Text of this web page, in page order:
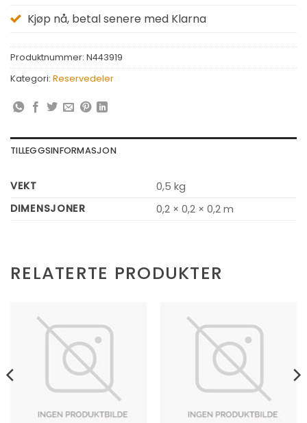
Kjøp nå, betal senere med Klarna
Produktnummer: N443919
Kategori: Reservedeler
TILLEGGSINFORMASJON
VEKT
0,5 kg
DIMENSJONER
0,2 × 0,2 × 0,2 m
RELATERTE PRODUKTER